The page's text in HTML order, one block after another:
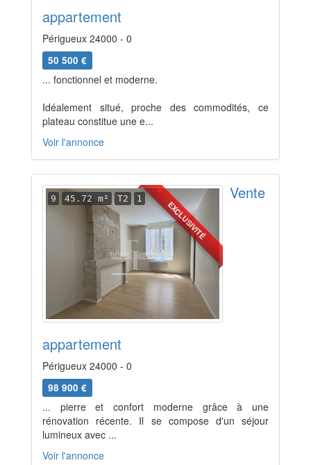
appartement
Périgueux 24000 - 0
50 500 €
... fonctionnel et moderne.
Idéalement situé, proche des commodités, ce
plateau constitue une e...
Voir l'annonce
EXCLUSIVITÉ
9 45.72 m² T2 1 Vente
appartement
Périgueux 24000 - 0
98 900 €
... pierre et confort moderne grâce à une
rénovation récente. Il se compose d'un séjour
lumineux avec ...
Voir l'annonce